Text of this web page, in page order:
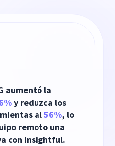
aumentó la
y reduzca los
al56%, lo
remoto una
con Insightful.